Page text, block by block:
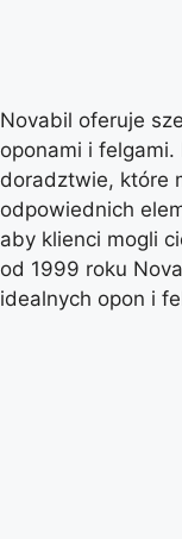
Novabil oferuje
oponami i felgami.
doradztwie, które
odpowiednich
aby klienci mogli
od 1999 roku
idealnych opon i